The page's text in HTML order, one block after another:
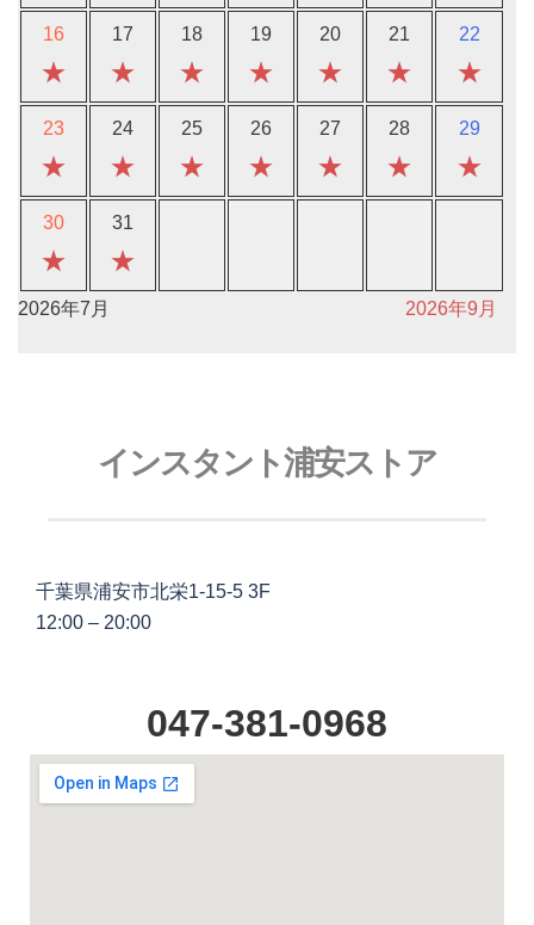
16
★
17
★
18
★
19
★
20
★
21
★
22
★
23
★
24
★
25
★
26
★
27
★
28
★
29
★
30
★
31
★
2026年7月 2026年9月
インスタント浦安ストア
千葉県浦安市北栄1-15-5 3F
12:00 – 20:00
047-381-0968